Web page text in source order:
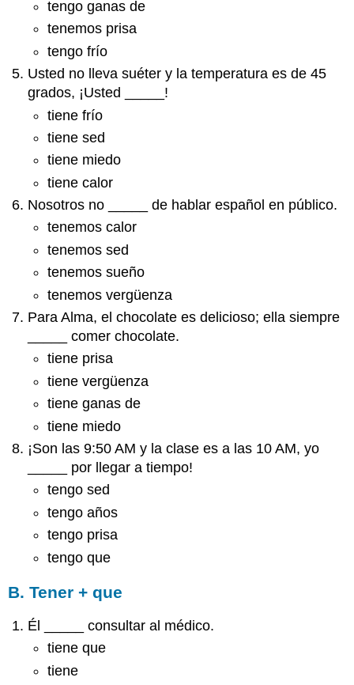
tengo ganas de
tenemos prisa
tengo frío
Usted no lleva suéter y la temperatura es de 45
grados, ¡Usted _____!
tiene frío
tiene sed
tiene miedo
tiene calor
Nosotros no _____ de hablar español en público.
tenemos calor
tenemos sed
tenemos sueño
tenemos vergüenza
Para Alma, el chocolate es delicioso; ella siempre
_____ comer chocolate.
tiene prisa
tiene vergüenza
tiene ganas de
tiene miedo
¡Son las 9:50 AM y la clase es a las 10 AM, yo
_____ por llegar a tiempo!
tengo sed
tengo años
tengo prisa
tengo que
B. Tener + que
Él _____ consultar al médico.
tiene que
tiene